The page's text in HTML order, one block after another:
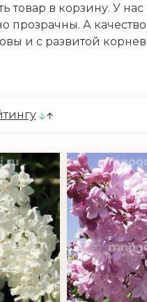
товар в корзину. У нас
прозрачны. А
и с развитой